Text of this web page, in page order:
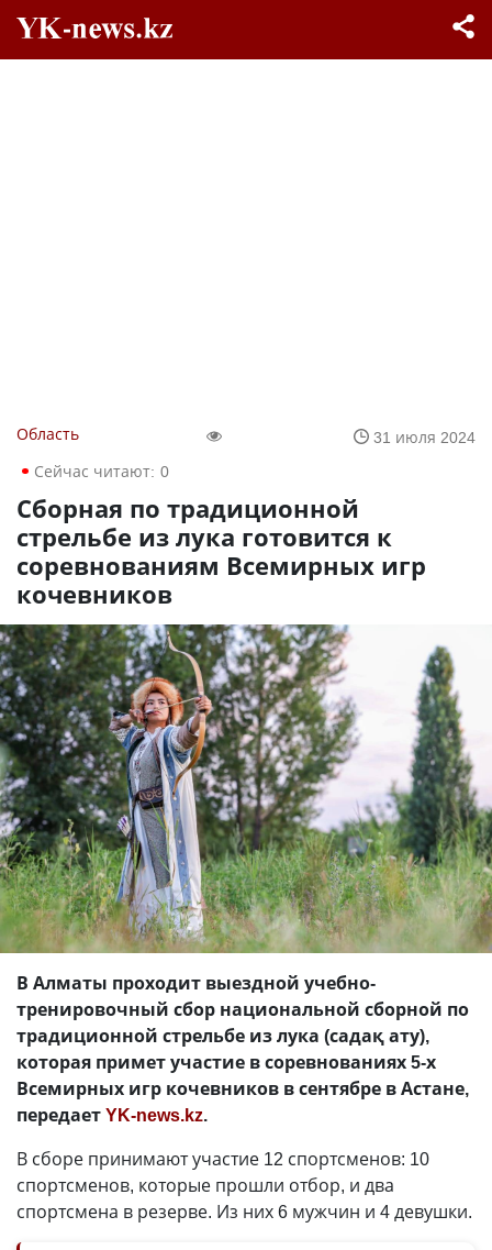
Область
31 июля 2024
Сейчас читают: 0
Сборная по традиционной
стрельбе из лука готовится к
соревнованиям Всемирных игр
кочевников
В Алматы проходит выездной учебно-
тренировочный сбор национальной сборной по
традиционной стрельбе из лука (садақ ату),
которая примет участие в соревнованиях 5-х
Всемирных игр кочевников в сентябре в Астане,
передаетYK-news.kz.
В сборе принимают участие 12 спортсменов: 10
спортсменов, которые прошли отбор, и два
спортсмена в резерве. Из них 6 мужчин и 4 девушки.